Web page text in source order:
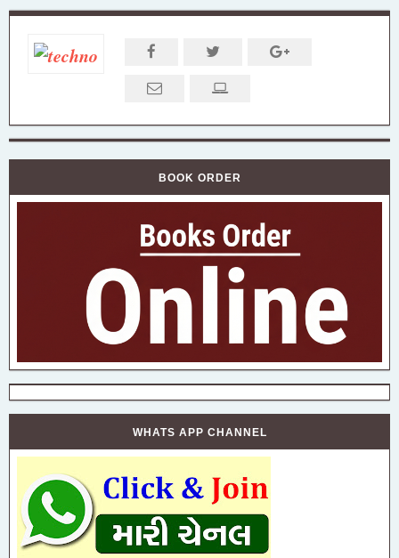
BOOK ORDER
WHATS APP CHANNEL